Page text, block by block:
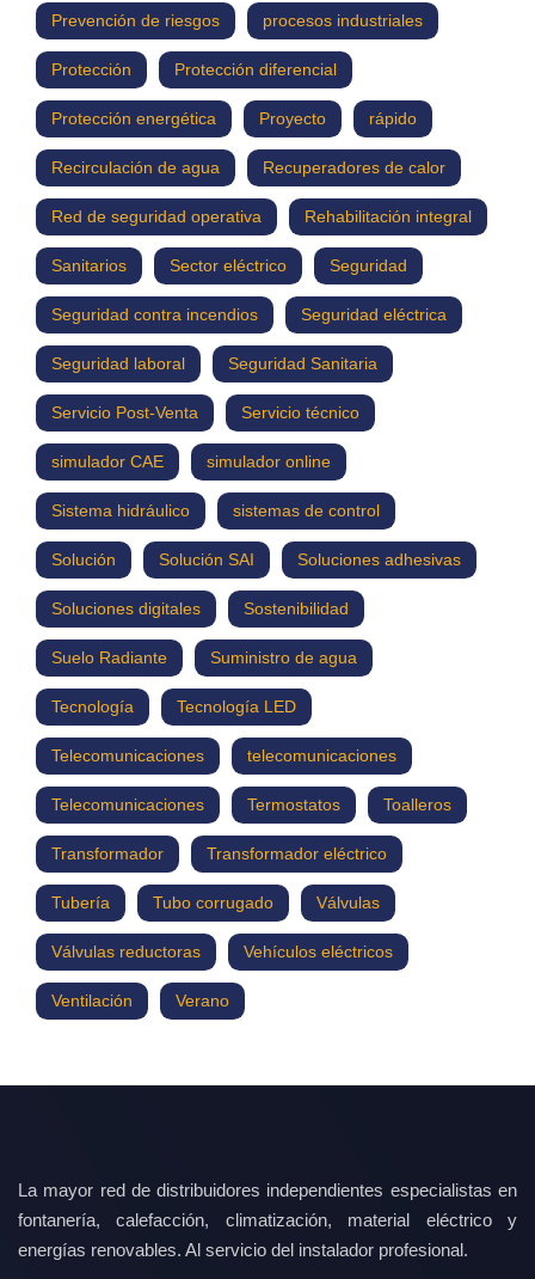
Prevención de riesgos procesos industriales
Protección Protección diferencial
Protección energética Proyecto rápido
Recirculación de agua Recuperadores de calor
Red de seguridad operativa Rehabilitación integral
Sanitarios Sector eléctrico Seguridad
Seguridad contra incendios Seguridad eléctrica
Seguridad laboral Seguridad Sanitaria
Servicio Post-Venta Servicio técnico
simulador CAE simulador online
Sistema hidráulico sistemas de control
Solución Solución SAI Soluciones adhesivas
Soluciones digitales Sostenibilidad
Suelo Radiante Suministro de agua
Tecnología Tecnología LED
Telecomunicaciones telecomunicaciones
Telecomunicaciones Termostatos Toalleros
Transformador Transformador eléctrico
Tubería Tubo corrugado Válvulas
Válvulas reductoras Vehículos eléctricos
Ventilación Verano
La mayor red de distribuidores independientes especialistas en
fontanería, calefacción, climatización, material eléctrico y
energías renovables. Al servicio del instalador profesional.